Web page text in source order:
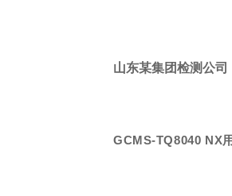
山东某集团检测公司
GCMS-TQ8040 NX